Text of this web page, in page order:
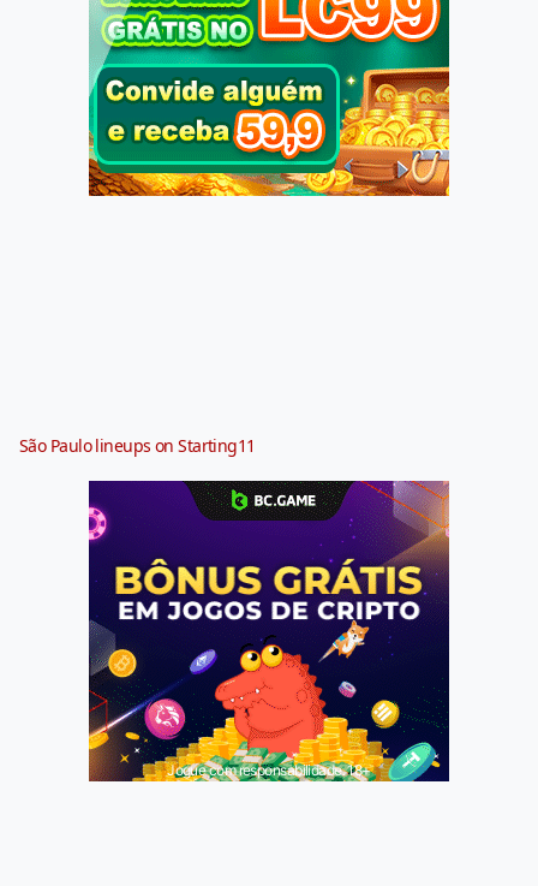
São Paulo lineups on Starting11
Jogue com responsabilidade. 18+